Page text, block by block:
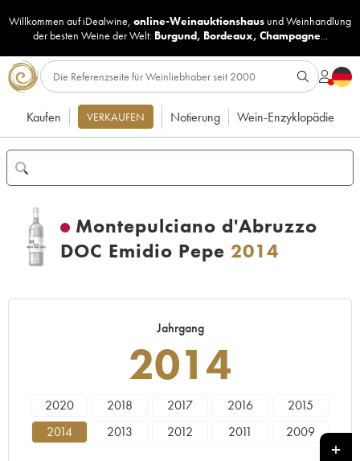
Willkommen auf iDealwine, online-Weinauktionshaus undWeinhandlung
der besten Weine der Welt: Burgund, Bordeaux, Champagne...
Kaufen VERKAUFEN Notierung Wein-Enzyklopädie
Montepulciano d'Abruzzo
DOC Emidio Pepe 2014
Jahrgang
2014
2020 2018 2017 2016
2015
2014
2013 2012 2011
2009